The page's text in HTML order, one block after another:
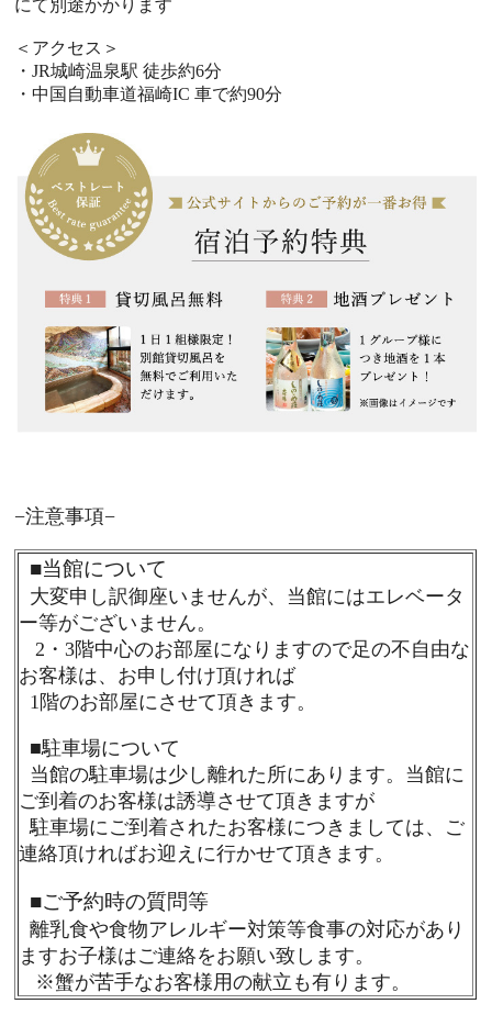
にて別途かかります
＜アクセス＞
・JR城崎温泉駅 徒歩約6分
・中国自動車道福崎IC 車で約90分
−注意事項−
■当館について
大変申し訳御座いませんが、当館にはエレベータ
ー等がございません。
2・3階中心のお部屋になりますので足の不自由な
お客様は、お申し付け頂ければ
1階のお部屋にさせて頂きます。
■駐車場について
当館の駐車場は少し離れた所にあります。当館に
ご到着のお客様は誘導させて頂きますが
駐車場にご到着されたお客様につきましては、ご
連絡頂ければお迎えに行かせて頂きます。
■ご予約時の質問等
離乳食や食物アレルギー対策等食事の対応があり
ますお子様はご連絡をお願い致します。
※蟹が苦手なお客様用の献立も有ります。